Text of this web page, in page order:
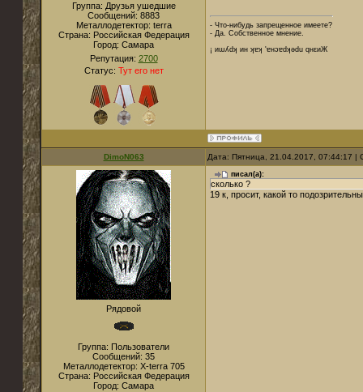
Группа: Друзья ушедшие
Сообщений: 8883
Металлодетектор: terra
Страна: Российская Федерация
Город: Cамара
Репутация: 2700
Статус: Тут его нет
- Что-нибудь запрещенное имеете?
- Да. Собственное мнение.
¡ иɯʎdʞ ин ʞɐʞ 'ɐнɔɐdʞǝdu qнεиЖ
DimoN063 Дата: Пятница, 21.04.2017, 07:44:17
Рядовой
Группа: Пользователи
Сообщений: 35
Металлодетектор: X-terra 705
Страна: Российская Федерация
Город: Самара
писал(а):
сколько ?
19 к, просит, какой то